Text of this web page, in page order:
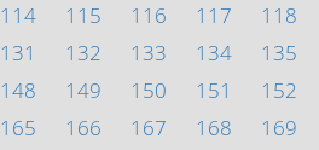
114 115 116 117 118
131 132 133 134 135
148 149 150 151 152
165 166 167 168 169